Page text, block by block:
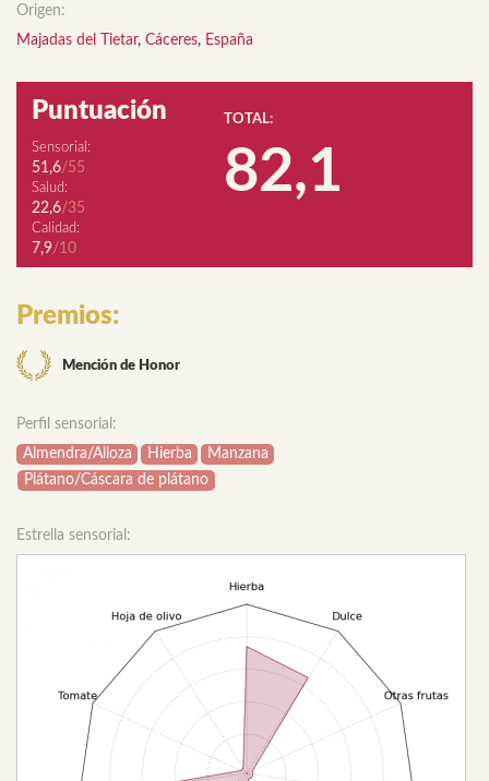
Origen:
Majadas del Tietar, Cáceres, España
Puntuación
Sensorial:
51,6/55
Salud:
22,6/35
Calidad:
7,9/10
TOTAL:
82,1
Premios:
Mención de Honor
Perfil sensorial:
Almendra/Alloza
Hierba
Manzana
Plátano/Cáscara de plátano
Estrella sensorial: